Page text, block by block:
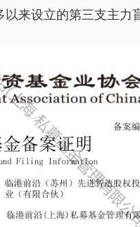
来设立的第三支主力